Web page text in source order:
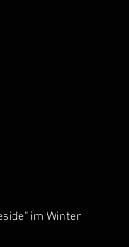
im Winter